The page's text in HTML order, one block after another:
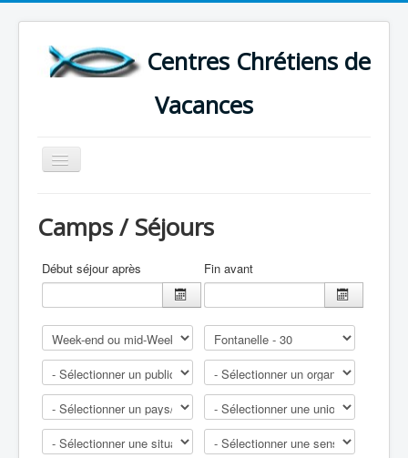
Centres Chrétiens de
Vacances
Basculer
la
CARTE DES CENTRES DE VACANCES .
LISTE DES SEJOURS DE VACANCES 2026
Camps / Séjours
Début séjour après Fin avant